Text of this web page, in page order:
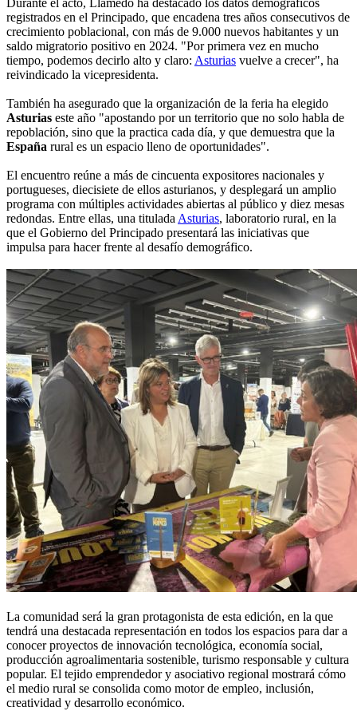
Durante el acto, Llamedo ha destacado los datos demográficos
registrados en el Principado, que encadena tres años consecutivos de
crecimiento poblacional, con más de 9.000 nuevos habitantes y un
saldo migratorio positivo en 2024. "Por primera vez en mucho
tiempo, podemos decirlo alto y claro: Asturias vuelve a crecer", ha
reivindicado la vicepresidenta.
También ha asegurado que la organización de la feria ha elegido
Asturias este año "apostando por un territorio que no solo habla de
repoblación, sino que la practica cada día, y que demuestra que la
España rural es un espacio lleno de oportunidades".
El encuentro reúne a más de cincuenta expositores nacionales y
portugueses, diecisiete de ellos asturianos, y desplegará un amplio
programa con múltiples actividades abiertas al público y diez mesas
redondas. Entre ellas, una titulada Asturias, laboratorio rural, en la
que el Gobierno del Principado presentará las iniciativas que
impulsa para hacer frente al desafío demográfico.
La comunidad será la gran protagonista de esta edición, en la que
tendrá una destacada representación en todos los espacios para dar a
conocer proyectos de innovación tecnológica, economía social,
producción agroalimentaria sostenible, turismo responsable y cultura
popular. El tejido emprendedor y asociativo regional mostrará cómo
el medio rural se consolida como motor de empleo, inclusión,
creatividad y desarrollo económico.